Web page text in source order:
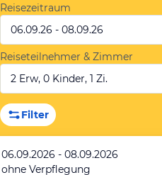
Reisezeitraum
06.09.26 - 08.09.26
Reiseteilnehmer & Zimmer
2 Erw, 0 Kinder, 1 Zi.
Filter
06.09.2026 - 08.09.2026
ohne Verpflegung